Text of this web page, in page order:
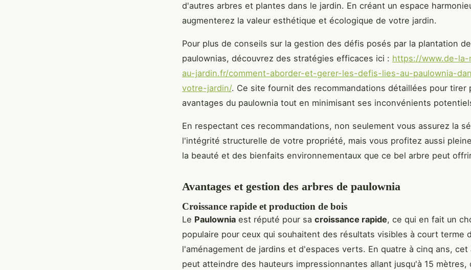
d'autres arbres et plantes dans le jardin. En créant un espace
augmenterez la valeur esthétique et écologique de votre jardin.
Pour plus de conseils sur la gestion des défis posés par la plantation de
paulownias, découvrez des stratégies efficaces ici : https://www.de-la-
au-jardin.fr/comment-aborder-et-gerer-les-defis-lies-au-paulownia-
votre-jardin/. Ce site fournit des recommandations détaillées pour tirer
avantages du paulownia tout en minimisant ses inconvénients
En respectant ces recommandations, non seulement vous assurez la
l'intégrité structurelle de votre propriété, mais vous profitez aussi
la beauté et des bienfaits environnementaux que ce bel arbre peut
Avantages et gestion des arbres de paulownia
Croissance rapide et production de bois
Le Paulownia est réputé pour sa croissance rapide, ce qui en fait un
populaire pour ceux qui souhaitent des résultats visibles à court terme
l'aménagement de jardins et d'espaces verts. En quatre à cinq ans, cet
peut atteindre des hauteurs impressionnantes allant jusqu'à 15 mètres,